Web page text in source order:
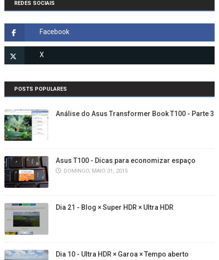
REDES SOCIAIS
POSTS POPULARES
Análise do Asus Transformer Book T100 - Parte 3
Asus T100 - Dicas para economizar espaço
DOMINGO, MAIO 31, 2015
Dia 21 - Blog × Super HDR × Ultra HDR
Dia 10 - Ultra HDR × Garoa × Tempo aberto